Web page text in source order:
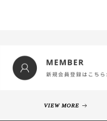
VIEW MORE